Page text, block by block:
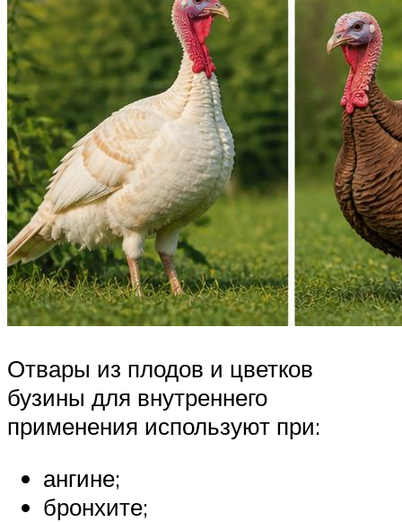
Отвары из плодов и цветков
бузины для внутреннего
применения используют при:
ангине;
бронхите;